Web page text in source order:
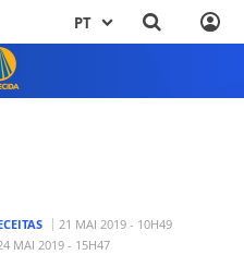
PT
21 MAI 2019 - 10H49
MAI 2019 - 15H47